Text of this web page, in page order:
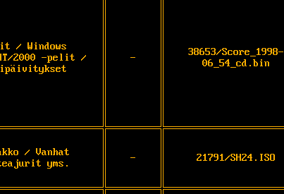
/ Windows
2000 -pelit /
-
38653/Score_1998-
06_54_cd.bin
/ Vanhat
yms.
- 21791/SH24.ISO